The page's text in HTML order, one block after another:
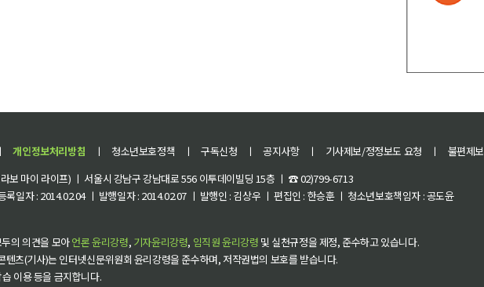
ㅣ 개인정보처리방침 ㅣ 청소년보호정책 ㅣ 구독신청 ㅣ 공지사항 ㅣ 기사제보/정정보도 요청 ㅣ 불편제보
보 마이 라이프) ㅣ 서울시 강남구 강남대로 556 이투데이빌딩 15층 ㅣ ☎ 02)799-6713
록일자 : 2014.02.04 ㅣ 발행일자 : 2014.02.07 ㅣ 발행인 : 김상우 ㅣ 편집인 : 한승훈 ㅣ 청소년보호책임자 : 공도윤
의 의견을 모아언론 윤리강령, 기자윤리강령, 임직원 윤리강령 및 실천규정을 제정, 준수하고 있습니다.
텐츠(기사)는 인터넷신문위원회 윤리강령을 준수하며, 저작권법의 보호를 받습니다.
이용 등을 금지합니다.